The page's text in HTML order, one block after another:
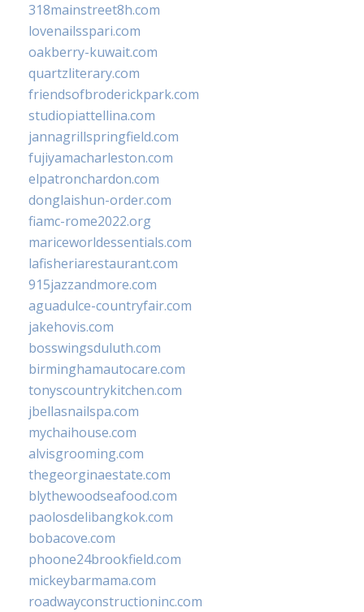
318mainstreet8h.com
lovenailsspari.com
oakberry-kuwait.com
quartzliterary.com
friendsofbroderickpark.com
studiopiattellina.com
jannagrillspringfield.com
fujiyamacharleston.com
elpatronchardon.com
donglaishun-order.com
fiamc-rome2022.org
mariceworldessentials.com
lafisheriarestaurant.com
915jazzandmore.com
aguadulce-countryfair.com
jakehovis.com
bosswingsduluth.com
birminghamautocare.com
tonyscountrykitchen.com
jbellasnailspa.com
mychaihouse.com
alvisgrooming.com
thegeorginaestate.com
blythewoodseafood.com
paolosdelibangkok.com
bobacove.com
phoone24brookfield.com
mickeybarmama.com
roadwayconstructioninc.com